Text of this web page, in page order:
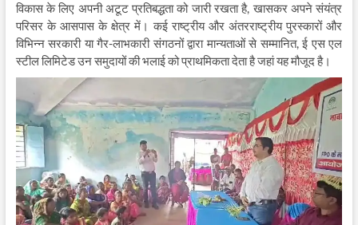
विकास के लिए अपनी अटूट प्रतिबद्धता को जारी रखता है, खासकर अपने संयंत्र
परिसर के आसपास के क्षेत्र में। कई राष्ट्रीय और अंतरराष्ट्रीय पुरस्कारों और
विभिन्न सरकारी या गैर-लाभकारी संगठनों द्वारा मान्यताओं से सम्मानित, ई एस एल
स्टील लिमिटेड उन समुदायों की भलाई को प्राथमिकता देता है जहां यह मौजूद है।